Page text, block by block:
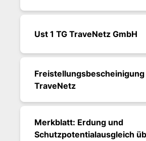
Ust 1 TG TraveNetz GmbH
Freistellungsbescheinigung
TraveNetz
Merkblatt: Erdung und
Schutzpotentialausgleich